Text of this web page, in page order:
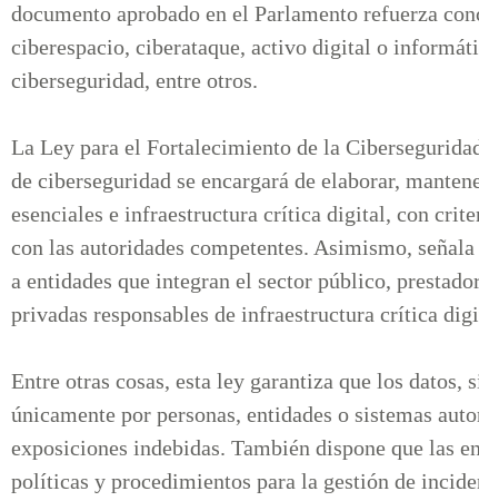
documento aprobado en el Parlamento refuerza
ciberespacio, ciberataque, activo digital o
ciberseguridad, entre otros.
La Ley para el Fortalecimiento de la
de ciberseguridad se encargará de elaborar,
esenciales e infraestructura crítica digital, con
con las autoridades competentes. Asimismo,
a entidades que integran el sector público,
privadas responsables de infraestructura crítica
Entre otras cosas, esta ley garantiza que los datos,
únicamente por personas, entidades o sistemas
exposiciones indebidas. También dispone que las
políticas y procedimientos para la gestión de